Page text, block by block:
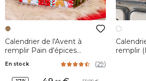
Calendrier de l'Avent à
remplir Pain d'épices
En stock (29)
remplir